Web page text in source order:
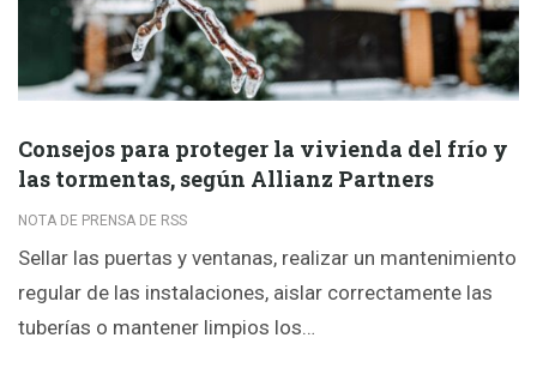
Consejos para proteger la vivienda del frío y
las tormentas, según Allianz Partners
NOTA DE PRENSA DE RSS
Sellar las puertas y ventanas, realizar un mantenimiento
regular de las instalaciones, aislar correctamente las
tuberías o mantener limpios los…